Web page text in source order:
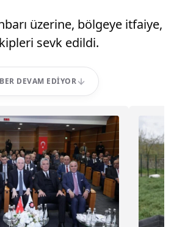
üzerine, bölgeye itfaiye,
sevk edildi.
DEVAM EDIYOR